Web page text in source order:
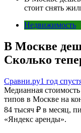
стоит снять
Недвижимость
В Москве
Сколько
Сравни.ру1 год
Медианная
типов в Москве на
84 тысяч ₽ в месяц,
«Яндекс аренды».